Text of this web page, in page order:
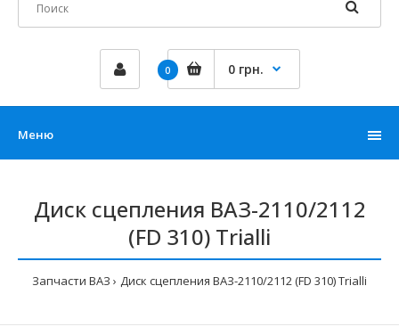
0 0 грн.
Меню
Диск сцепления ВАЗ-2110/2112
(FD 310) Trialli
Запчасти ВАЗ Диск сцепления ВАЗ-2110/2112 (FD 310) Trialli